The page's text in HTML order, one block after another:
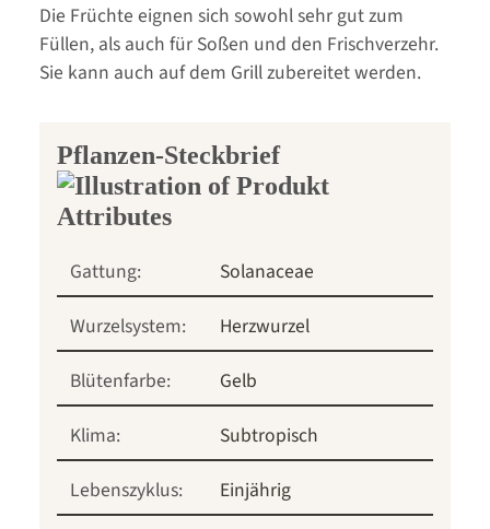
Die Früchte eignen sich sowohl sehr gut zum
Füllen, als auch für Soßen und den Frischverzehr.
Sie kann auch auf dem Grill zubereitet werden.
Pflanzen-Steckbrief
Gattung:
Solanaceae
Wurzelsystem:
Herzwurzel
Blütenfarbe:
Gelb
Klima:
Subtropisch
Lebenszyklus:
Einjährig